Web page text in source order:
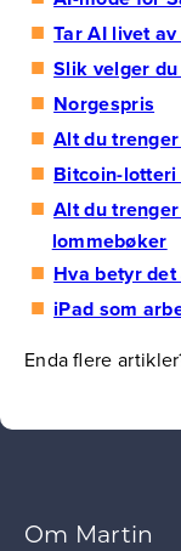
Tar AI livet av
Slik velger
Norgespris
Alt du
Bitcoin-
Alt du
lommebøker
Hva betyr
iPad som
Enda flere
Om Martin